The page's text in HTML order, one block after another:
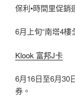
保利•時間里促銷
6月上旬“南塔4樓
Klook 富邦J卡
6月16日至6月30
券。